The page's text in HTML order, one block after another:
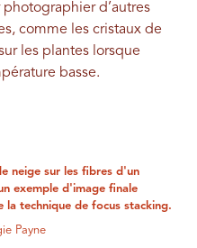
d’autres
comme les cristaux de
les plantes lorsque
basse.
neige sur les fibres d'un
exemple d'image finale
la technique de focus stacking.
Payne